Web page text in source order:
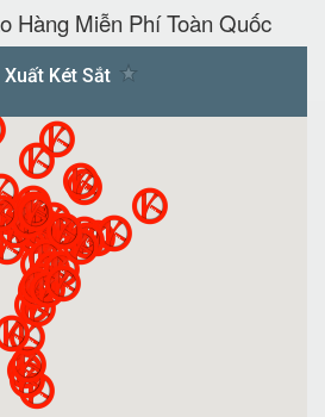
Hàng Miễn Phí Toàn Quốc